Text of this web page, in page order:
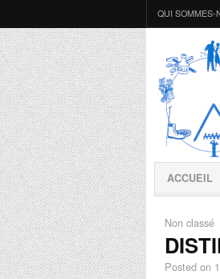
QUI SOMMES-
ACCUEIL
Non classé
Posted on